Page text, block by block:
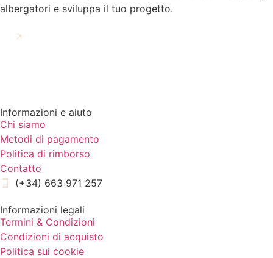
albergatori e sviluppa il tuo progetto.
Informazioni e aiuto
Chi siamo
Metodi di pagamento
Politica di rimborso
Contatto
(+34) 663 971 257
Informazioni legali
Termini & Condizioni
Condizioni di acquisto
Politica sui cookie